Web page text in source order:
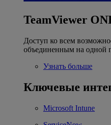
TeamViewer
Доступ ко всем
объединенным на одной
Узнать больше
Ключевые
Microsoft Intune